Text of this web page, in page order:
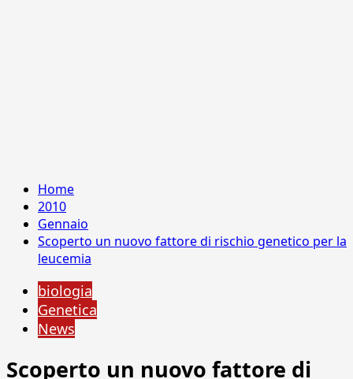
Home
2010
Gennaio
Scoperto un nuovo fattore di rischio genetico per la
leucemia
biologia
Genetica
News
Scoperto un nuovo fattore di